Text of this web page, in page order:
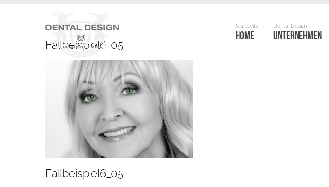
HOME UNTERNEHMEN
Fallbeispiel6_05
Fallbeispiel6_05